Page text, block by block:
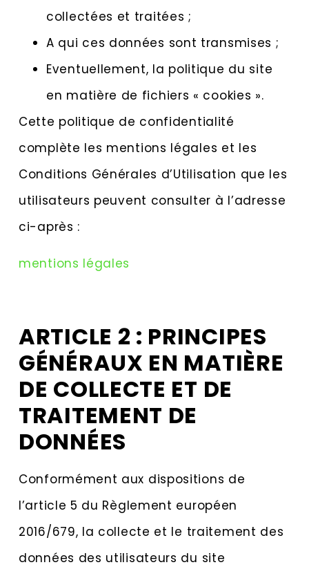
collectées et traitées ;
A qui ces données sont transmises ;
Eventuellement, la politique du site
en matière de fichiers « cookies ».
Cette politique de confidentialité
complète les mentions légales et les
Conditions Générales d’Utilisation que les
utilisateurs peuvent consulter à l’adresse
ci-après :
mentions légales
ARTICLE 2 : PRINCIPES
GÉNÉRAUX EN MATIÈRE
DE COLLECTE ET DE
TRAITEMENT DE
DONNÉES
Conformément aux dispositions de
l’article 5 du Règlement européen
2016/679, la collecte et le traitement des
données des utilisateurs du site